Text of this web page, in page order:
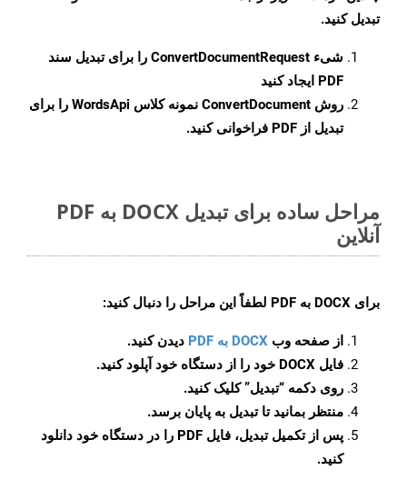
تبدیل کنید.
شیء ConvertDocumentRequest را برای تبدیل سند
PDF ایجاد کنید
روش ConvertDocument
نمونه کلاس WordsApi را برای
تبدیل از PDF فراخوانی کنید.
مراحل ساده برای تبدیل DOCX به PDF
آنلاین
برای DOCX به PDF لطفاً این مراحل را دنبال کنید:
از صفحه وب DOCX به PDF
دیدن کنید.
فایل DOCX خود را از دستگاه خود آپلود کنید.
روی دکمه “تبدیل”کلیک کنید.
منتظر بمانید تا تبدیل به پایان برسد.
پس از تکمیل تبدیل، فایل PDF را در دستگاه خود دانلود
کنید.